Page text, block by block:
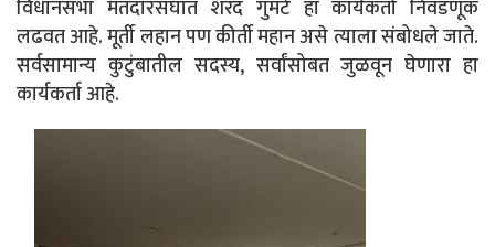
विधानसभा मतदारसंघात शरद गुमटे हा कार्यकर्ता निवडणूक
लढवत आहे. मूर्ती लहान पण कीर्ती महान असे त्याला संबोधले जाते.
सर्वसामान्य कुटुंबातील सदस्य, सर्वांसोबत जुळवून घेणारा हा
कार्यकर्ता आहे.